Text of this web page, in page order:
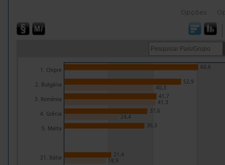
Opções
1. Chipre
2. Bulgária
3. Roménia
4. Grécia
5. Malta
21. Itália
60,6
52,9
41,7
37,6
36,3
21,4
40,3
41,3
24,4
18,9